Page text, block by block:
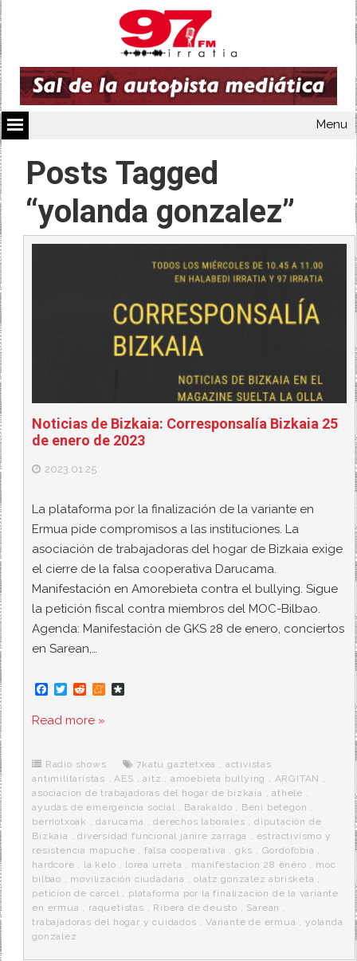
Menu
Posts Tagged
“yolanda gonzalez”
Noticias de Bizkaia: Corresponsalía Bizkaia 25
de enero de 2023
2023.01.25
La plataforma por la finalización de la variante en
Ermua pide compromisos a las instituciones. La
asociación de trabajadoras del hogar de Bizkaia exige
el cierre de la falsa cooperativa Darucama.
Manifestación en Amorebieta contra el bullying. Sigue
la petición fiscal contra miembros del MOC-Bilbao.
Agenda: Manifestación de GKS 28 de enero, conciertos
en Sarean,…
F
c
e
o
k
T
i
t
r
R
d
d
M
e
r
a
Read more »
Radio shows 7katu gaztetxea , activistas
antimilitaristas ,AES ,aitz , amoebieta bullying , ARGITAN ,
asociacion de trabajadoras del hogar de bizkaia ,athele ,
ayudas de emergencia social , Barakaldo , Beni betegon ,
berriotxoak ,darucama ,derechos laborales ,diputación de
Bizkaia ,diversidad funcional janire zarraga , estractivismo y
resistencia mapuche , falsa cooperativa , gks , Gordofobia ,
hardcore , la kelo , lorea urreta , manifestacion 28 enero , moc
bilbao , movilización ciudadana ,olatz gonzalez abrisketa ,
peticion de carcel , plataforma por la finalización de la variante
en ermua , raquetistas , Ribera de deusto , Sarean ,
trabajadoras del hogar y cuidados ,Variante de ermua ,yolanda
gonzalez